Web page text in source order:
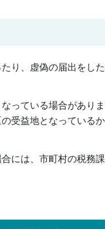
り、虚偽の届出をし
っている場合があり
受益地となっている
には、市町村の税務